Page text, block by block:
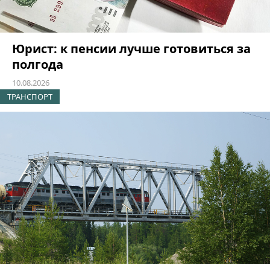
Юрист: к пенсии лучше готовиться за
полгода
10.08.2026
ТРАНСПОРТ